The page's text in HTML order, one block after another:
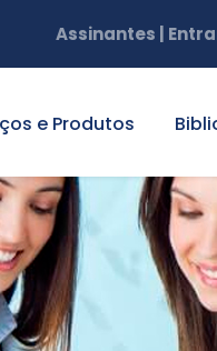
Assinantes |
e Produtos